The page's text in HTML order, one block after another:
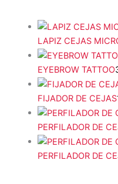
JANSSEN
KRYOLAN(0)
MAXYMOVA
NOYLES(0)
PEGGY SAGE(16)
(0)
LAPIZ CEJAS
EYEBROW TATTOO
FIJADOR DE CEJAS
PERFILADOR DE
PERFILADOR DE